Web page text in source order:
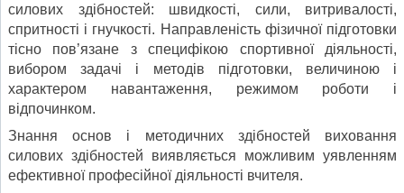
силових здібностей: швидкості, сили, витривалості,
спритності і гнучкості. Направленість фізичної підготовки
тісно пов’язане з специфікою спортивної діяльності,
вибором задачі і методів підготовки, величиною і
характером навантаження, режимом роботи і
відпочинком.
Знання основ і методичних здібностей виховання
силових здібностей виявляється можливим уявленням
ефективної професійної діяльності вчителя.